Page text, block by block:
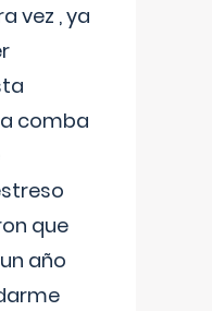
vez , ya
comba
que
año